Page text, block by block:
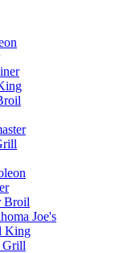
Broil
Joe's
King
Grill